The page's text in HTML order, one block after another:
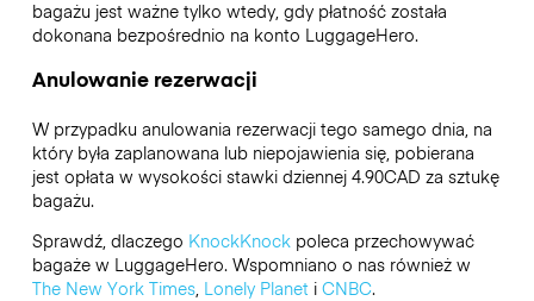
bagażu jest ważne tylko wtedy, gdy płatność została
dokonana bezpośrednio na konto LuggageHero.
Anulowanie rezerwacji
W przypadku anulowania rezerwacji tego samego dnia, na
który była zaplanowana lub niepojawienia się, pobierana
jest opłata w wysokości stawki dziennej 4.90CAD za sztukę
bagażu.
Sprawdź, dlaczego KnockKnockpoleca przechowywać
bagaże w LuggageHero. Wspomniano o nas również w
The New York Times, Lonely Planeti CNBC.